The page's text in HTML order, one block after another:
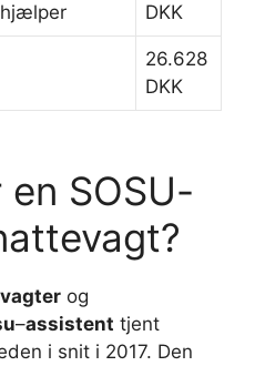
DKK
26.628
DKK
SOSU-
og
–assistent tjent
i snit i 2017. Den